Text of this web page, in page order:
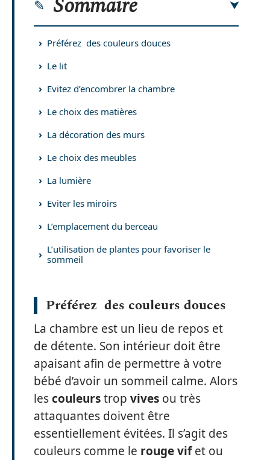
Préférez des couleurs douces
Le lit
Evitez d’encombrer la chambre
Le choix des matières
La décoration des murs
Le choix des meubles
La lumière
Eviter les miroirs
L’emplacement du berceau
L’utilisation de plantes pour favoriser le
sommeil
Préférez des couleurs douces
La chambre est un lieu de repos et
de détente. Son intérieur doit être
apaisant afin de permettre à votre
bébé d’avoir un sommeil calme. Alors
lescouleurstrop vives ou très
attaquantes doivent être
essentiellement évitées. Il s’agit des
couleurs comme le rougevifet ou